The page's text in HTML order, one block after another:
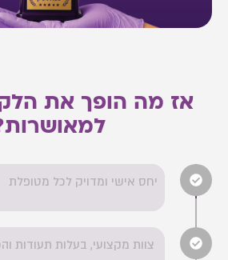
אז מה הופך את
יחס אישי ומדויק לכל מטופלת